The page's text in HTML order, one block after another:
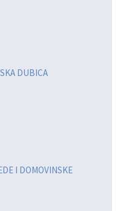
DUBICA
I DOMOVINSKE